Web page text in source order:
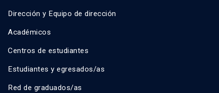
Dirección y Equipo de dirección
Académicos
Centros de estudiantes
Estudiantes y egresados/as
Red de graduados/as